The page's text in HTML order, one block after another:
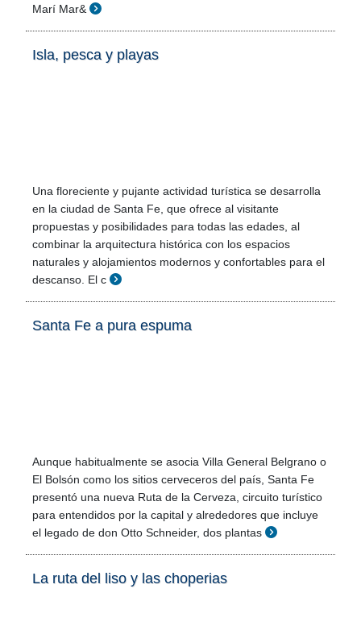
Marí Mar&
Isla, pesca y playas
Una floreciente y pujante actividad turística se desarrolla
en la ciudad de Santa Fe, que ofrece al visitante
propuestas y posibilidades para todas las edades, al
combinar la arquitectura histórica con los espacios
naturales y alojamientos modernos y confortables para el
descanso. El c
Santa Fe a pura espuma
Aunque habitualmente se asocia Villa General Belgrano o
El Bolsón como los sitios cerveceros del país, Santa Fe
presentó una nueva Ruta de la Cerveza, circuito turístico
para entendidos por la capital y alrededores que incluye
el legado de don Otto Schneider, dos plantas
La ruta del liso y las choperias